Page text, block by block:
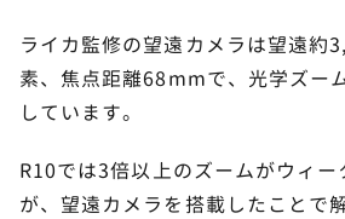
ライカ監修の望遠カメラは望遠約
素、焦点距離68mmで、光学ズー
しています。
R10では3倍以上のズームがウィ
が、望遠カメラを搭載したことで